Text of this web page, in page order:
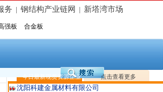
务 钢结构产业链网 新塔湾市场
强板 合金板
今日最新现货资源企业 点击查看更多
舞钢市恒沃钢铁贸易有限公司
现货供应：耐磨板| 优碳板|低合金板|风电钢板|海..
现货供应：
26分钟前已更新资源958条 联系方式
沈阳科建金属材料有限公司